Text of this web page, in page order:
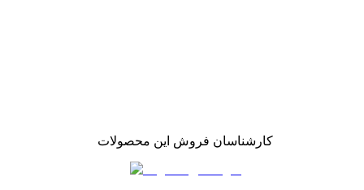
کارشناسان فروش این محصولات